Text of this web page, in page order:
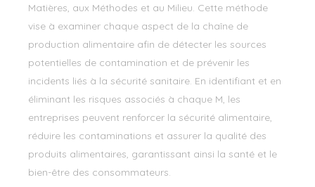
Matières, aux Méthodes et au Milieu. Cette méthode
vise à examiner chaque aspect de la chaîne de
production alimentaire afin de détecter les sources
potentielles de contamination et de prévenir les
incidents liés à la sécurité sanitaire. En identifiant et en
éliminant les risques associés à chaque M, les
entreprises peuvent renforcer la sécurité alimentaire,
réduire les contaminations et assurer la qualité des
produits alimentaires, garantissant ainsi la santé et le
bien-être des consommateurs.